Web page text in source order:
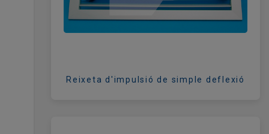
Reixeta d'impulsió de simple deflexió